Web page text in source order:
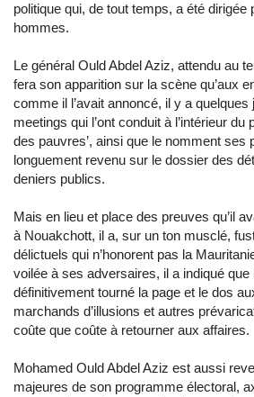
politique qui, de tout temps, a été dirigée
hommes.
Le général Ould Abdel Aziz, attendu au
fera son apparition sur la scène qu’aux
comme il l’avait annoncé, il y a
meetings qui l’ont conduit à l’intérieur du
des pauvres’, ainsi que le nomment ses
longuement revenu sur le dossier des
deniers publics.
Mais en lieu et place des preuves qu’il
à Nouakchott, il a, sur un ton musclé,
délictuels qui n’honorent pas la
voilée à ses adversaires, il a indiqué que
définitivement tourné la page et le dos
marchands d’illusions et autres
coûte que coûte à retourner aux affaires.
Mohamed Ould Abdel Aziz est aussi
majeures de son programme électoral,